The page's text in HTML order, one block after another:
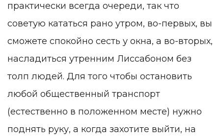
практически всегда очереди, так что
советую кататься рано утром, во-первых, вы
сможете спокойно сесть у окна, а во-вторых,
насладиться утренним Лиссабоном без
толп людей. Для того чтобы остановить
любой общественный транспорт
(естественно в положенном месте) нужно
поднять руку, а когда захотите выйти, на